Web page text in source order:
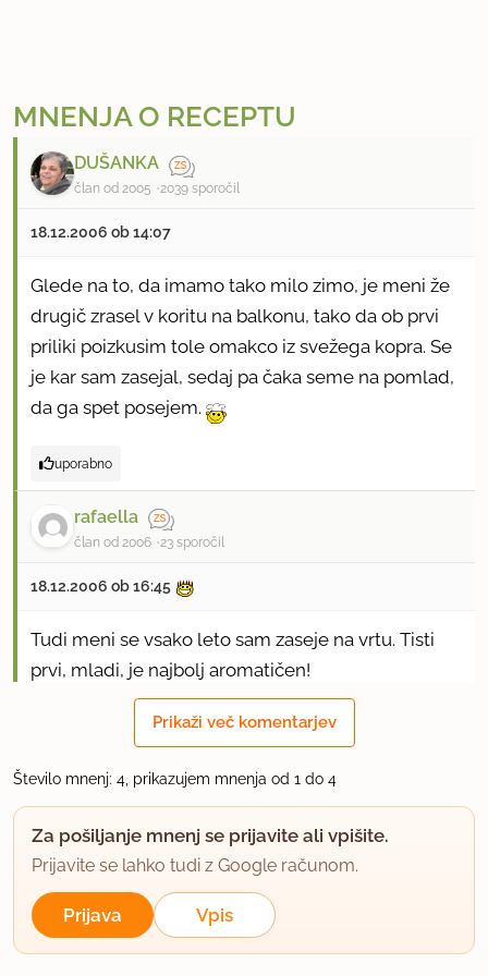
MNENJA O RECEPTU
DUŠANKA
član od 2005 2039 sporočil
18.12.2006 ob 14:07
Glede na to, da imamo tako milo zimo, je meni že
drugič zrasel v koritu na balkonu, tako da ob prvi
priliki poizkusim tole omakco iz svežega kopra. Se
je kar sam zasejal, sedaj pa čaka seme na pomlad,
da ga spet posejem.
uporabno
rafaella
član od 2006 23 sporočil
18.12.2006 ob 16:45
Tudi meni se vsako leto sam zaseje na vrtu. Tisti
prvi, mladi, je najbolj aromatičen!
Ivek1984
član od 2012 19 sporočil
7.12.2012 ob 20:19
Dobro je dodati malo sladke rdeče paprike, da je
še bolj privlačno ;)
Prikaži več komentarjev
Število mnenj: 4, prikazujem mnenja od 1 do 4
Za pošiljanje mnenj se prijavite ali vpišite.
Prijavite se lahko tudi z Google računom.
Prijava Vpis